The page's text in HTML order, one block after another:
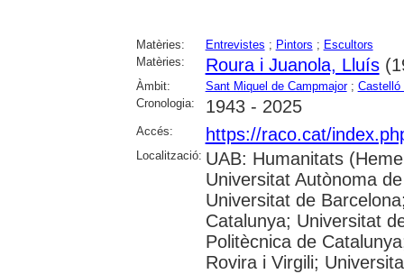
Matèries: Entrevistes ; Pintors ; Escultors
Matèries:
Roura i Juanola, Lluís
Àmbit: Sant Miquel de Campmajor; Castelló
Cronologia:
1943 - 2025
Accés: https://raco.cat/
Localització: UAB: Humanitats
Universitat Autònoma
Universitat de
Catalunya; Universitat
Politècnica de
Rovira i Virgili;